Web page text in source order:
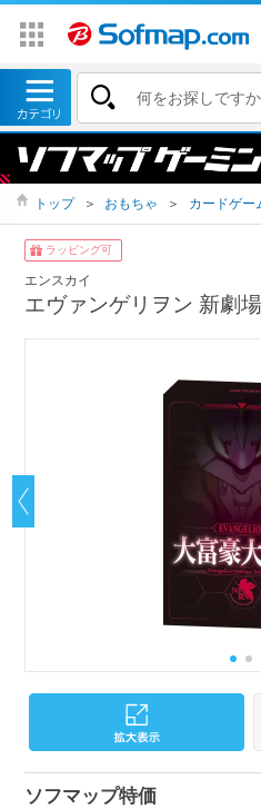
トップ ＞ おもちゃ ＞ カードゲー
ラッピング可
エンスカイ
エヴァンゲリヲン 新劇
ソフマップ特価